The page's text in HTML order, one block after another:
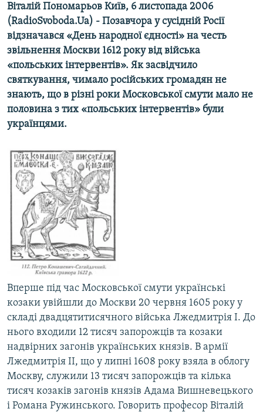
СПОРТ
СВІТ
ТИ ЯК?
СХЕМИ
КИТАЙ.ВИКЛИКИ
МУЛЬТИМЕДІА
ФОТО
СПЕЦПРОЄКТИ
КРИМ РЕАЛІЇ
РУС
УКР
КТАТ
ДОЛУЧАЙСЯ!
Усі сайти RFE/RL
Віталій Пономарьов Київ, 6 листопада 2006
(RadioSvoboda.Ua) - Позавчора у сусідній Росії
відзначався «День народної єдності» на честь
звільнення Москви 1612 року від війська
«польських інтервентів». Як засвідчило
святкування, чимало російських громадян не
знають, що в різні роки Московської смути мало не
половина з тих «польських інтервентів» були
українцями.
Вперше під час Московської смути українські
козаки увійшли до Москви 20 червня 1605 року у
складі двадцятитисячного війська Лжедмитрія І. До
нього входили 12 тисяч запорожців та козаки
надвірних загонів українських князів. В армії
Лжедмитрія ІІ, що у липні 1608 року взяла в облогу
Москву, служили 13 тисяч запорожців та кілька
тисяч козаків загонів князів Адама Вишневецького
і Романа Ружинського. Говорить професор Віталій